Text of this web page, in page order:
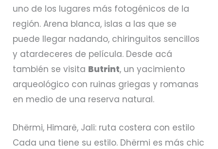
uno de los lugares más fotogénicos de la
región. Arena blanca, islas a las que se
puede llegar nadando, chiringuitos sencillos
y atardeceres de película. Desde acá
también se visita Butrint, un yacimiento
arqueológico con ruinas griegas y romanas
en medio de una reserva natural.
Dhërmi, Himarë, Jali: ruta costera con estilo
Cada una tiene su estilo. Dhërmi es más chic